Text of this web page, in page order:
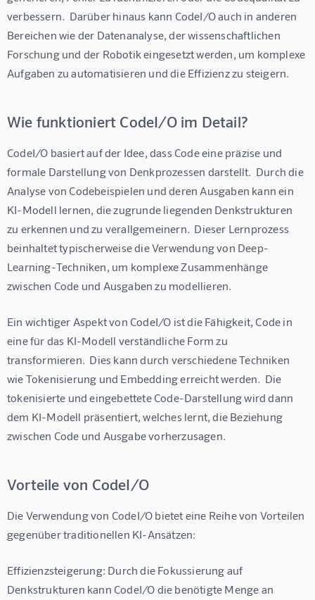
verbessern.  Darüber hinaus kann CodeI/O auch in anderen
Bereichen wie der Datenanalyse, der wissenschaftlichen
Forschung und der Robotik eingesetzt werden, um komplexe
Aufgaben zu automatisieren und die Effizienz zu steigern.
Wie funktioniert CodeI/O im Detail?
CodeI/O basiert auf der Idee, dass Code eine präzise und
formale Darstellung von Denkprozessen darstellt.  Durch die
Analyse von Codebeispielen und deren Ausgaben kann ein
KI-Modell lernen, die zugrunde liegenden Denkstrukturen
zu erkennen und zu verallgemeinern.  Dieser Lernprozess
beinhaltet typischerweise die Verwendung von Deep-
Learning-Techniken, um komplexe Zusammenhänge
zwischen Code und Ausgaben zu modellieren.
Ein wichtiger Aspekt von CodeI/O ist die Fähigkeit, Code in
eine für das KI-Modell verständliche Form zu
transformieren.  Dies kann durch verschiedene Techniken
wie Tokenisierung und Embedding erreicht werden.  Die
tokenisierte und eingebettete Code-Darstellung wird dann
dem KI-Modell präsentiert, welches lernt, die Beziehung
zwischen Code und Ausgabe vorherzusagen.
Vorteile von CodeI/O
Die Verwendung von CodeI/O bietet eine Reihe von Vorteilen
gegenüber traditionellen KI-Ansätzen:
Effizienzsteigerung: Durch die Fokussierung auf
Denkstrukturen kann CodeI/O die benötigte Menge an